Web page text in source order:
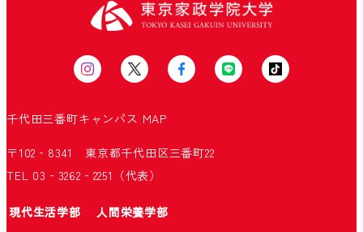
千代田三番町キャンパス MAP
〒102‐8341 東京都千代田区三番町22
TEL 03‐3262‐2251（代表）
現代生活学部
人間栄養学部